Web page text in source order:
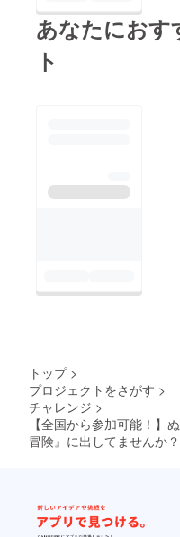
満足度はなんと
96％！ーぬい
の記録写真と
きると信じてお
す。ぜひ、耳だ
参加いただけた
日(金) 20:00-
式：Zoomによ
ライン配信内
にママ友パパ
セージが飛び交
定？」といっ
メッセージを
タートしてい
かりする緊張感
ております。お
まで、既にた
ご支援が集まり
るのではなく
イトをお願い
あなたにおす
ト
トップ >
プロジェクトをさがす >
チャレンジ >
【全国から参加可能！】
冒険』に出してませんか？